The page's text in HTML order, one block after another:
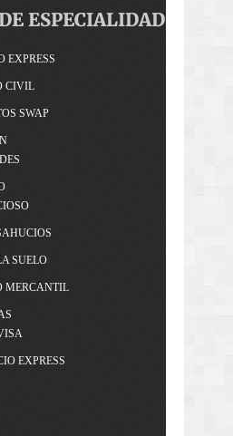
ESPECIALIDAD
EXPRESS
CIVIL
SWAP
SUELO
MERCANTIL
EXPRESS